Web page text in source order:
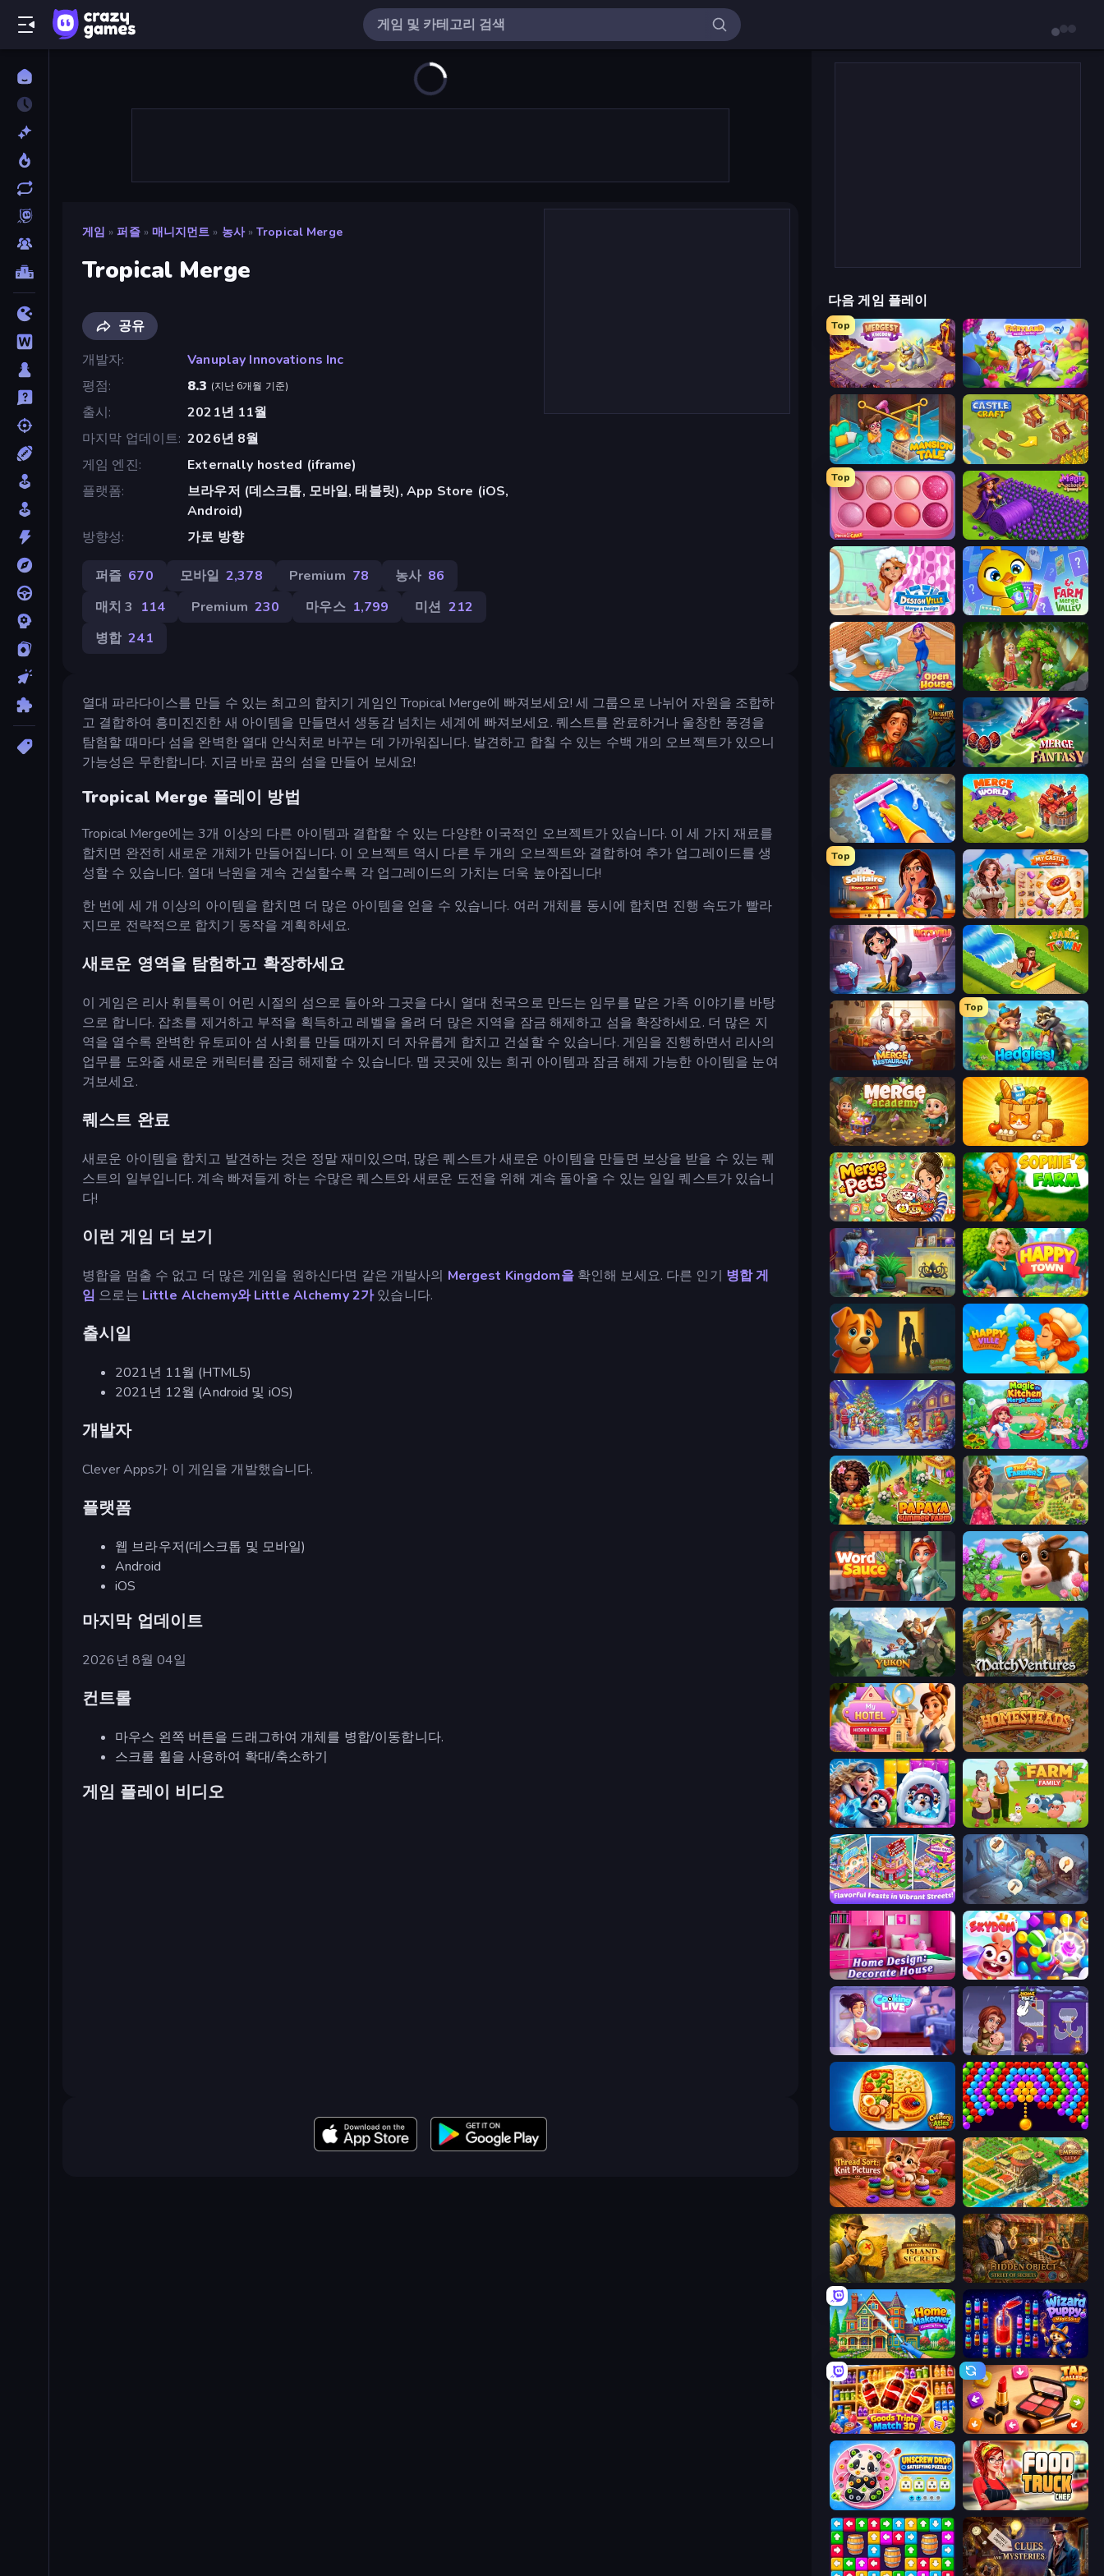
게임 » 퍼즐 » 매니지먼트 » 농사 » Tropical Merge
Tropical Merge
공유
개발자
Vanuplay Innovations Inc
평점
8.3 (지난 6개월 기준)
출시
2021년 11월
마지막 업데이트 2026년 8월
게임 엔진
Externally hosted (iframe)
플랫폼
브라우저 (데스크톱, 모바일, 태블릿), App Store (iOS,
Android)
방향성
가로 방향
퍼즐 670 모바일 2,378 Premium 78 농사 86
매치 3 114 Premium 230 마우스 1,799 미션 212
병합 241
열대 파라다이스를 만들 수 있는 최고의 합치기 게임인 Tropical Merge에 빠져보세요! 세 그룹으로 나뉘어 자원을 조합하
고 결합하여 흥미진진한 새 아이템을 만들면서 생동감 넘치는 세계에 빠져보세요. 퀘스트를 완료하거나 울창한 풍경을
탐험할 때마다 섬을 완벽한 열대 안식처로 바꾸는 데 가까워집니다. 발견하고 합칠 수 있는 수백 개의 오브젝트가 있으니
가능성은 무한합니다. 지금 바로 꿈의 섬을 만들어 보세요!
Tropical Merge 플레이 방법
Tropical Merge에는 3개 이상의 다른 아이템과 결합할 수 있는 다양한 이국적인 오브젝트가 있습니다. 이 세 가지 재료를
합치면 완전히 새로운 개체가 만들어집니다. 이 오브젝트 역시 다른 두 개의 오브젝트와 결합하여 추가 업그레이드를 생
성할 수 있습니다. 열대 낙원을 계속 건설할수록 각 업그레이드의 가치는 더욱 높아집니다!
한 번에 세 개 이상의 아이템을 합치면 더 많은 아이템을 얻을 수 있습니다. 여러 개체를 동시에 합치면 진행 속도가 빨라
지므로 전략적으로 합치기 동작을 계획하세요.
새로운 영역을 탐험하고 확장하세요
이 게임은 리사 휘틀록이 어린 시절의 섬으로 돌아와 그곳을 다시 열대 천국으로 만드는 임무를 맡은 가족 이야기를 바탕
으로 합니다. 잡초를 제거하고 부적을 획득하고 레벨을 올려 더 많은 지역을 잠금 해제하고 섬을 확장하세요. 더 많은 지
역을 열수록 완벽한 유토피아 섬 사회를 만들 때까지 더 자유롭게 합치고 건설할 수 있습니다. 게임을 진행하면서 리사의
업무를 도와줄 새로운 캐릭터를 잠금 해제할 수 있습니다. 맵 곳곳에 있는 희귀 아이템과 잠금 해제 가능한 아이템을 눈여
겨보세요.
퀘스트 완료
새로운 아이템을 합치고 발견하는 것은 정말 재미있으며, 많은 퀘스트가 새로운 아이템을 만들면 보상을 받을 수 있는 퀘
스트의 일부입니다. 계속 빠져들게 하는 수많은 퀘스트와 새로운 도전을 위해 계속 돌아올 수 있는 일일 퀘스트가 있습니
다!
이런 게임 더 보기
병합을 멈출 수 없고 더 많은 게임을 원하신다면 같은 개발사의 Mergest Kingdom을확인해 보세요. 다른 인기 병합 게
임 으로는 Little Alchemy와 Little Alchemy 2가있습니다.
출시일
2021년 11월 (HTML5)
2021년 12월 (Android 및 iOS)
개발자
Clever Apps가 이 게임을 개발했습니다.
플랫폼
웹 브라우저(데스크톱 및 모바일)
Android
iOS
마지막 업데이트
2026년 8월 04일
컨트롤
마우스 왼쪽 버튼을 드래그하여 개체를 병합/이동합니다.
스크롤 휠을 사용하여 확대/축소하기
게임 플레이 비디오
다음 게임 플레이
Top
Mergest Kingdom Fairyland Merge & Magic
Mansion Tale: Merge Secrets Castle Craft
Top
Piece of Cake: Merge and Bake Magic School
Designville: Merge & Design Farm Merge Valley
Open House Northern Merge
Lamplighter: Merge & Magic Merge Fantasy
Hotel Rush: Merge Story Merge World
Top
Solitaire Home Story My Castle: Merge & Story
Lucy’s Ville Park Town
Merge Restaurant
Top
Hedgies
Merge Academy Farm Merge Market
Merge Pets Sophie's Farm
Halloween Merge Happy Town
Ranch Adventures HappyVille Merge Farm
Snow Farm Happy New Year Magic Kitchen: Merge Game
Papaya Summer Farm The Farmers
Word Sauce Country Life Meadows
Yukon: Family Adventure MatchVentures
Hidden Object: My Hotel Homesteads: Dream Farm
Captain Blast Farm Family
Mom's Diary 2 Merge Haven
Home Design: Decorate House Skydom
Cooking Live Home Pin 2
Culinary Atlas Bubble Story
Thread Sort: Knit Pictures Empire City
Hidden Objects: Island Secrets Hidden Object: Street Of Secrets
Home Makeover Cleaning Game Wizard Puppy: Magic Sort
Goods Triple Match 3D Tap Gallery
Unscrew Drop: Satisfying Puzzle Food Truck Chef™: A Fun Cooking Game